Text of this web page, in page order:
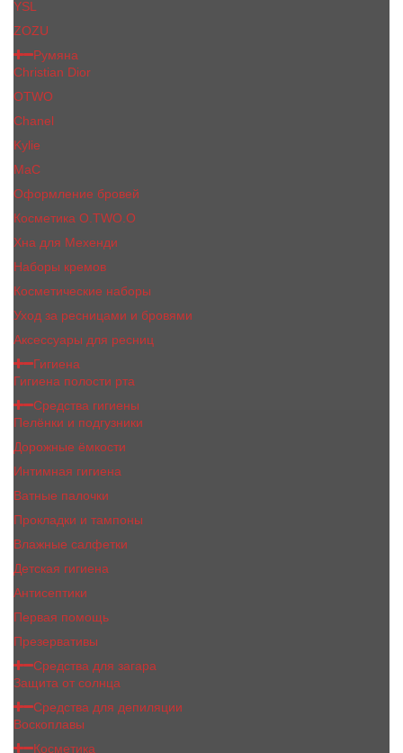
YSL
ZOZU
Румяна
Christian Dior
OTWO
Сhanеl
Kylie
MaC
Оформление бровей
Косметика O.TWO.O
Хна для Мехенди
Наборы кремов
Косметические наборы
Уход за ресницами и бровями
Аксессуары для ресниц
Гигиена
Гигиена полости рта
Средства гигиены
Пелёнки и подгузники
Дорожные ёмкости
Интимная гигиена
Ватные палочки
Прокладки и тампоны
Влажные салфетки
Детская гигиена
Антисептики
Первая помощь
Презервативы
Средства для загара
Защита от солнца
Средства для депиляции
Воскоплавы
Косметика